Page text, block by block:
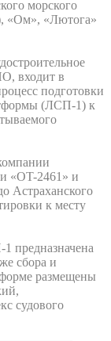
морского
«Ом», «Лютога»
входит в
подготовки
(ЛСП-1) к
«OT-2461» и
Астраханского
к месту
предназначена
сбора и
размещены
судового